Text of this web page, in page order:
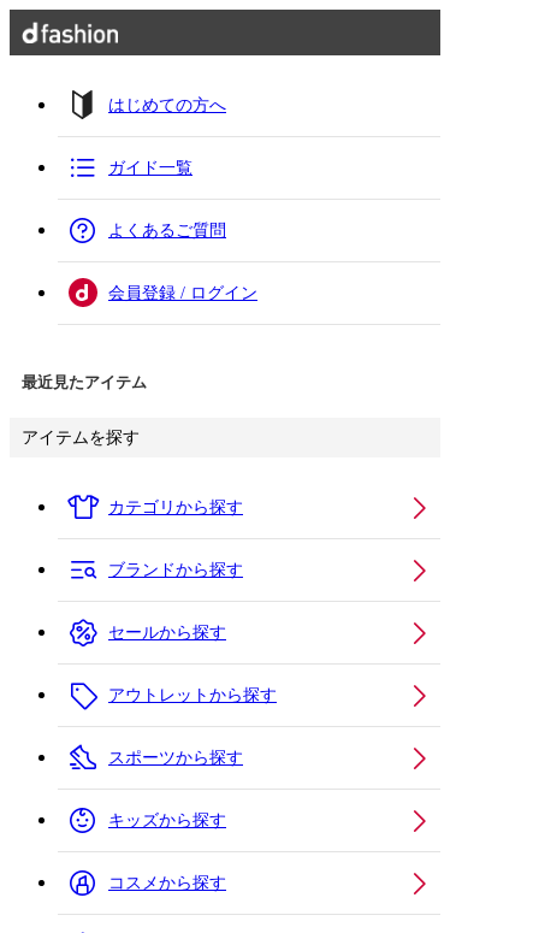
はじめての方へ
ガイド一覧
よくあるご質問
会員登録 / ログイン
最近見たアイテム
アイテムを探す
カテゴリから探す
ブランドから探す
セールから探す
アウトレットから探す
スポーツから探す
キッズから探す
コスメから探す